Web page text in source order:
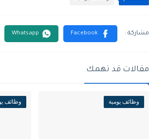
مقالات قد تهمك
وظائف يومية وظائف